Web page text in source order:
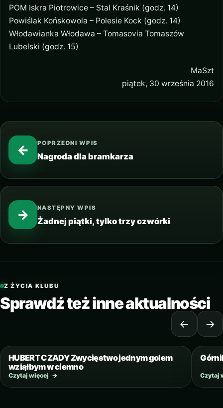
POM Iskra Piotrowice – Stal Kraśnik (godz. 14)
Powiślak Końskowola – Polesie Kock (godz. 14)
Włodawianka Włodawa – Tomasovia Tomaszów
Lubelski (godz. 15)
MaSzt
piątek, 30 września 2016
← POPRZEDNI WPIS
Nagroda dla bramkarza
NASTĘPNY WPIS
Żadnej piątki, tylko trzy czwórki
→
Z ŻYCIA KLUBU
Sprawdź też inne aktualności
← →
15 PAŹDZIERNIKA 2016
HUBERT CZADY Zwycięstwo jednym golem
wziąłbym w ciemno
Czytaj więcej → Czytaj